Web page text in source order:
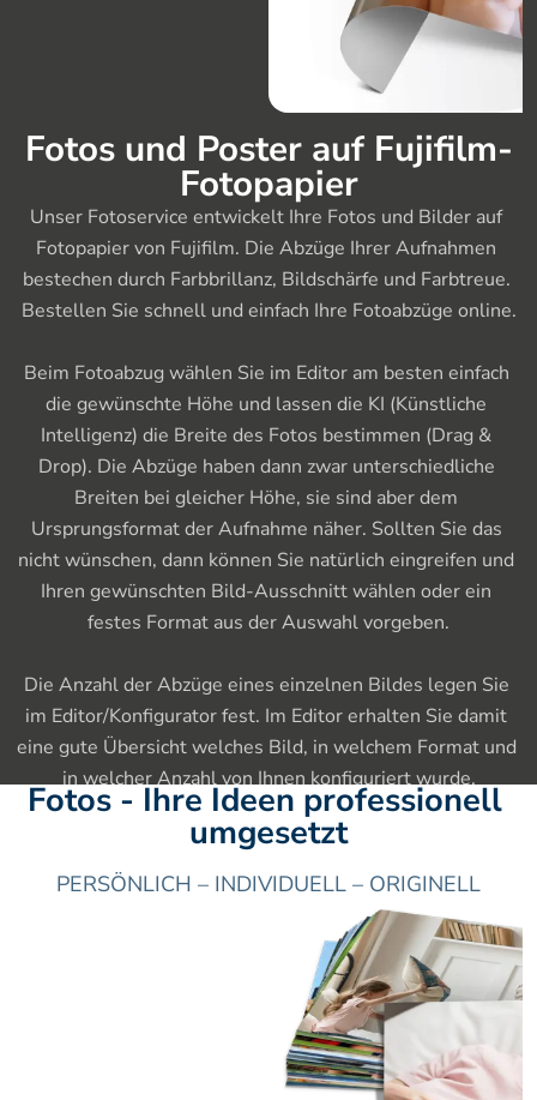
Fotos und Poster auf Fujifilm-
Fotopapier
Unser Fotoservice entwickelt Ihre Fotos und Bilder auf
Fotopapier von Fujifilm. Die Abzüge Ihrer Aufnahmen
bestechen durch Farbbrillanz, Bildschärfe und Farbtreue.
Bestellen Sie schnell und einfach Ihre Fotoabzüge online.
Beim Fotoabzug wählen Sie im Editor am besten einfach
die gewünschte Höhe und lassen die KI (Künstliche
Intelligenz) die Breite des Fotos bestimmen (Drag &
Drop). Die Abzüge haben dann zwar unterschiedliche
Breiten bei gleicher Höhe, sie sind aber dem
Ursprungsformat der Aufnahme näher. Sollten Sie das
nicht wünschen, dann können Sie natürlich eingreifen und
Ihren gewünschten Bild-Ausschnitt wählen oder ein
festes Format aus der Auswahl vorgeben.
Die Anzahl der Abzüge eines einzelnen Bildes legen Sie
im Editor/Konfigurator fest. Im Editor erhalten Sie damit
eine gute Übersicht welches Bild, in welchem Format und
in welcher Anzahl von Ihnen konfiguriert wurde.
Fotos - Ihre Ideen professionell
umgesetzt
PERSÖNLICH – INDIVIDUELL – ORIGINELL